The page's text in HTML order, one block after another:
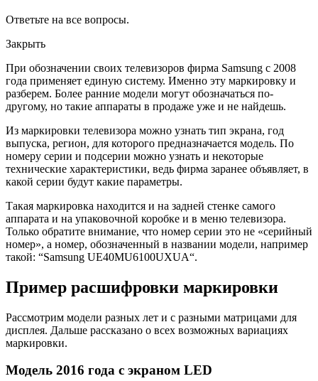
Ответьте на все вопросы.
Закрыть
При обозначении своих телевизоров фирма Samsung с 2008
года применяет единую систему. Именно эту маркировку и
разберем. Более ранние модели могут обозначаться по-
другому, но такие аппараты в продаже уже и не найдешь.
Из маркировки телевизора можно узнать тип экрана, год
выпуска, регион, для которого предназначается модель. По
номеру серии и подсерии можно узнать и некоторые
технические характеристики, ведь фирма заранее объявляет, в
какой серии будут какие параметры.
Такая маркировка находится и на задней стенке самого
аппарата и на упаковочной коробке и в меню телевизора.
Только обратите внимание, что номер серии это не «серийный
номер», а номер, обозначенный в названии модели, например
такой: “Samsung UE40MU6100UXUA“.
Пример расшифровки маркировки
Рассмотрим модели разных лет и с разными матрицами для
дисплея. Дальше рассказано о всех возможных вариациях
маркировки.
Модель 2016 года с экраном LED